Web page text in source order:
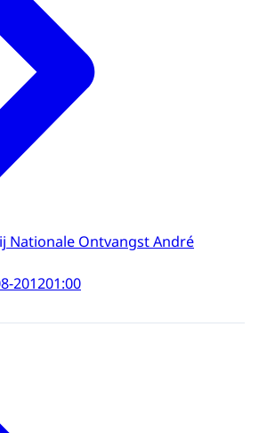
Nationale Ontvangst André
201201:00